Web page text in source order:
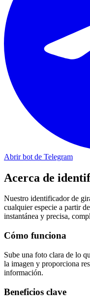
Abrir bot de Telegram
Acerca de
Nuestro identificador de
cualquier especie a partir
instantánea y precisa,
Cómo funciona
Sube una foto clara de lo
la imagen y proporciona
información.
Beneficios clave